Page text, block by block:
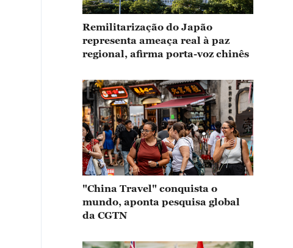
Remilitarização do Japão
representa ameaça real à paz
regional, afirma porta-voz chinês
"China Travel" conquista o
mundo, aponta pesquisa global
da CGTN